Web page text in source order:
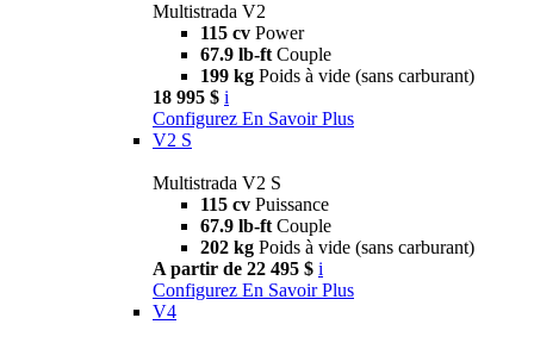
Multistrada V2
115 cv Power
67.9 lb-ft Couple
199 kg Poids à vide (sans carburant)
18 995 $ i
Configurez En Savoir Plus
V2 S
Multistrada V2 S
115 cv Puissance
67.9 lb-ft Couple
202 kg Poids à vide (sans carburant)
A partir de 22 495 $ i
Configurez En Savoir Plus
V4